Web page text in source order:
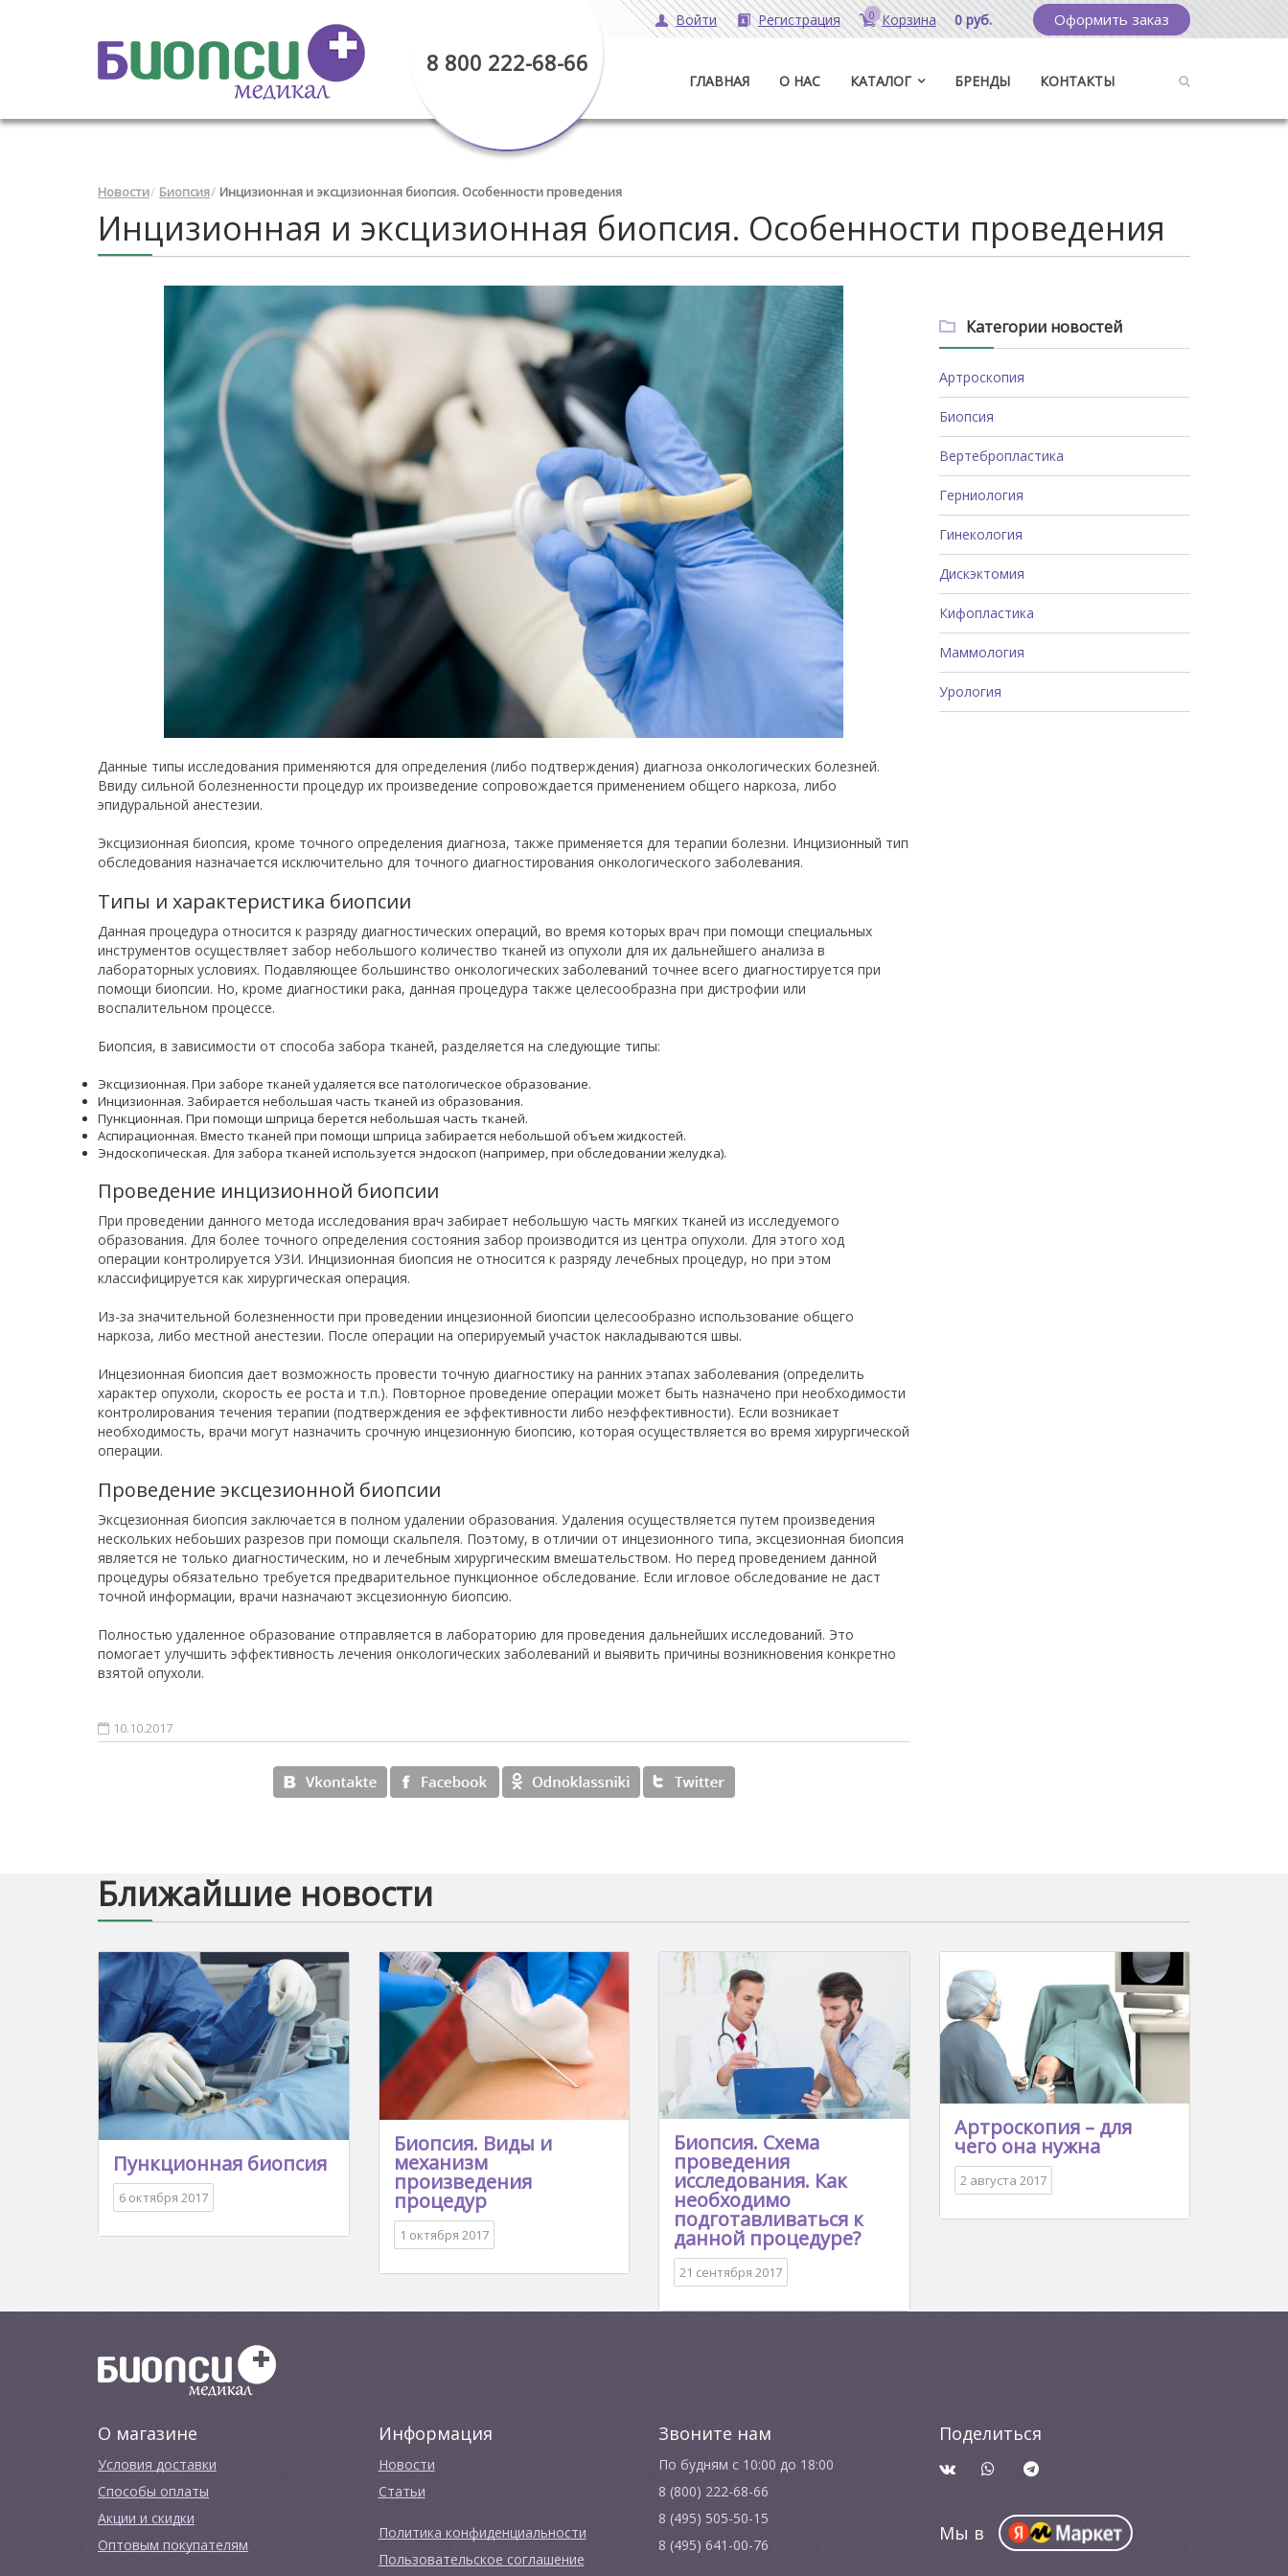
8 800 222-68-66
Войти Регистрация 0 Корзина 0 руб. Оформить заказ
ГЛАВНАЯ О НАС КАТАЛОГ БРЕНДЫ КОНТАКТЫ
Новости Биопсия Инцизионная и эксцизионная биопсия. Особенности проведения
Инцизионная и эксцизионная биопсия. Особенности проведения
Данные типы исследования применяются для определения (либо подтверждения) диагноза онкологических болезней.
Ввиду сильной болезненности процедур их произведение сопровождается применением общего наркоза, либо
эпидуральной анестезии.
Эксцизионная биопсия, кроме точного определения диагноза, также применяется для терапии болезни. Инцизионный тип
обследования назначается исключительно для точного диагностирования онкологического заболевания.
Типы и характеристика биопсии
Данная процедура относится к разряду диагностических операций, во время которых врач при помощи специальных
инструментов осуществляет забор небольшого количество тканей из опухоли для их дальнейшего анализа в
лабораторных условиях. Подавляющее большинство онкологических заболеваний точнее всего диагностируется при
помощи биопсии. Но, кроме диагностики рака, данная процедура также целесообразна при дистрофии или
воспалительном процессе.
Биопсия, в зависимости от способа забора тканей, разделяется на следующие типы:
Эксцизионная. При заборе тканей удаляется все патологическое образование.
Инцизионная. Забирается небольшая часть тканей из образования.
Пункционная. При помощи шприца берется небольшая часть тканей.
Аспирационная. Вместо тканей при помощи шприца забирается небольшой объем жидкостей.
Эндоскопическая. Для забора тканей используется эндоскоп (например, при обследовании желудка).
Проведение инцизионной биопсии
При проведении данного метода исследования врач забирает небольшую часть мягких тканей из исследуемого
образования. Для более точного определения состояния забор производится из центра опухоли. Для этого ход
операции контролируется УЗИ. Инцизионная биопсия не относится к разряду лечебных процедур, но при этом
классифицируется как хирургическая операция.
Из-за значительной болезненности при проведении инцезионной биопсии целесообразно использование общего
наркоза, либо местной анестезии. После операции на оперируемый участок накладываются швы.
Инцезионная биопсия дает возможность провести точную диагностику на ранних этапах заболевания (определить
характер опухоли, скорость ее роста и т.п.). Повторное проведение операции может быть назначено при необходимости
контролирования течения терапии (подтверждения ее эффективности либо неэффективности). Если возникает
необходимость, врачи могут назначить срочную инцезионную биопсию, которая осуществляется во время хирургической
операции.
Проведение эксцезионной биопсии
Эксцезионная биопсия заключается в полном удалении образования. Удаления осуществляется путем произведения
нескольких небоьших разрезов при помощи скальпеля. Поэтому, в отличии от инцезионного типа, эксцезионная биопсия
является не только диагностическим, но и лечебным хирургическим вмешательством. Но перед проведением данной
процедуры обязательно требуется предварительное пункционное обследование. Если игловое обследование не даст
точной информации, врачи назначают эксцезионную биопсию.
Полностью удаленное образование отправляется в лабораторию для проведения дальнейших исследований. Это
помогает улучшить эффективность лечения онкологических заболеваний и выявить причины возникновения конкретно
взятой опухоли.
10.10.2017
Категории новостей
Артроскопия
Биопсия
Вертебропластика
Герниология
Гинекология
Дискэктомия
Кифопластика
Маммология
Урология
Ближайшие новости
Пункционная биопсия
6 октября 2017
Биопсия. Виды и
механизм
произведения
процедур
1 октября 2017
Биопсия. Схема
проведения
исследования. Как
необходимо
подготавливаться к
данной процедуре?
21 сентября 2017
Aртроскопия – для
чего она нужна
2 августа 2017
О магазине
Условия доставки
Способы оплаты
Акции и скидки
Оптовым покупателям
Информация
Новости
Cтатьи
Политика конфиденциальности
Пользовательское соглашение
Звоните нам
По будням с 10:00 до 18:00
8 (800) 222-68-66
8 (495) 505-50-15
8 (495) 641-00-76
Поделиться
Мы в